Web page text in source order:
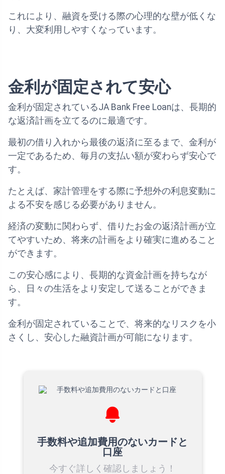
これにより、融資を受ける際の心理的な壁が低くな
り、大変利用しやすくなっています。
金利が固定されて安心
金利が固定されているJA Bank Free Loanは、長期的
な返済計画を立てるのに最適です。
最初の借り入れから最後の返済に至るまで、金利が
一定であるため、毎月の支払い額が変わらず安心で
す。
たとえば、家計管理をする際に予想外の利息変動に
よる不安を感じる必要がありません。
経済の変動に関わらず、借りたお金の返済計画が立
てやすいため、将来の計画をより確実に進めること
ができます。
この安心感により、長期的な資金計画を持ちなが
ら、日々の生活をより安定して送ることができま
す。
金利が固定されていることで、将来的なリスクを小
さくし、安心した融資計画が可能になります。
手数料や追加費用のないカードと
口座
今すぐ詳しく確認しましょう！